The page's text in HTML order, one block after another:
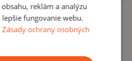
reklám a analýzu
fungovanie webu.
Zásady ochrany osobných